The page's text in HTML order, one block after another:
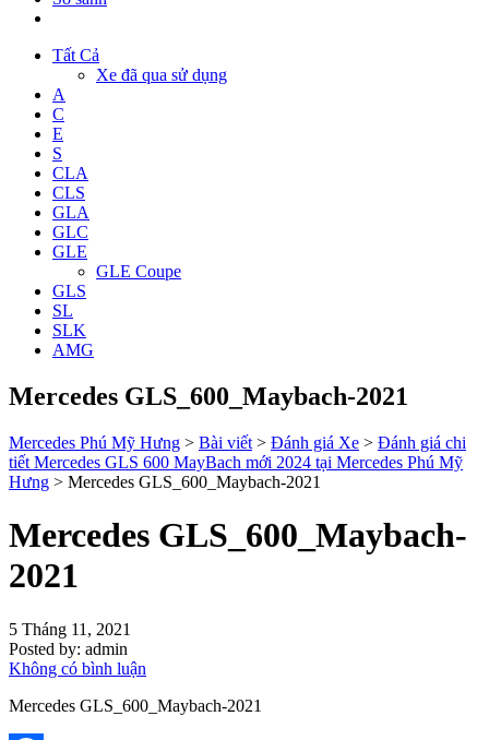
Tất Cả
Xe đã qua sử dụng
A
C
E
S
CLA
CLS
GLA
GLC
GLE
GLE Coupe
GLS
SL
SLK
AMG
Mercedes GLS_600_Maybach-2021
Mercedes Phú Mỹ Hưng > Bài viết > Đánh giá Xe > Đánh giá chi
tiết Mercedes GLS 600 MayBach mới 2024 tại Mercedes Phú Mỹ
Hưng > Mercedes GLS_600_Maybach-2021
Mercedes GLS_600_Maybach-
2021
5 Tháng 11, 2021
Posted by: admin
Không có bình luận
Mercedes GLS_600_Maybach-2021